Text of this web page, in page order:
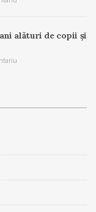
alături de copii și